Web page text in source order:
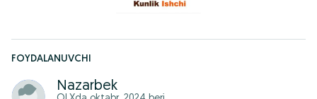
FOYDALANUVCHI
Nazarbek